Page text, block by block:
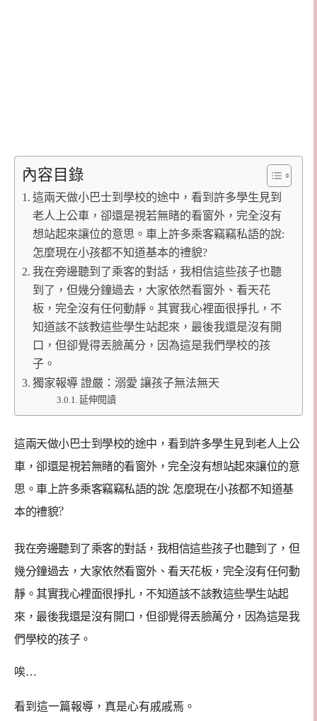
內容目錄
這兩天做小巴士到學校的途中，看到許多學生見到
老人上公車，卻還是視若無睹的看窗外，完全沒有
想站起來讓位的意思。車上許多乘客竊竊私語的說:
怎麼現在小孩都不知道基本的禮貌?
我在旁邊聽到了乘客的對話，我相信這些孩子也聽
到了，但幾分鐘過去，大家依然看窗外、看天花
板，完全沒有任何動靜。其實我心裡面很掙扎，不
知道該不該教這些學生站起來，最後我還是沒有開
口，但卻覺得丟臉萬分，因為這是我們學校的孩
子。
獨家報導 證嚴：溺愛 讓孩子無法無天
延伸閱讀
這兩天做小巴士到學校的途中，看到許多學生見到老人上公
車，卻還是視若無睹的看窗外，完全沒有想站起來讓位的意
思。車上許多乘客竊竊私語的說: 怎麼現在小孩都不知道基
本的禮貌?
我在旁邊聽到了乘客的對話，我相信這些孩子也聽到了，但
幾分鐘過去，大家依然看窗外、看天花板，完全沒有任何動
靜。其實我心裡面很掙扎，不知道該不該教這些學生站起
來，最後我還是沒有開口，但卻覺得丟臉萬分，因為這是我
們學校的孩子。
唉…
看到這一篇報導，真是心有戚戚焉。